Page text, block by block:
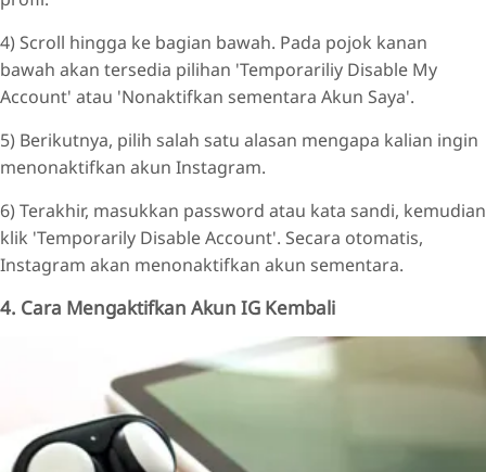
4) Scroll hingga ke bagian bawah. Pada pojok kanan
bawah akan tersedia pilihan 'Temporariliy Disable My
Account' atau 'Nonaktifkan sementara Akun Saya'.
5) Berikutnya, pilih salah satu alasan mengapa kalian ingin
menonaktifkan akun Instagram.
6) Terakhir, masukkan password atau kata sandi, kemudian
klik 'Temporarily Disable Account'. Secara otomatis,
Instagram akan menonaktifkan akun sementara.
4. Cara Mengaktifkan Akun IG Kembali